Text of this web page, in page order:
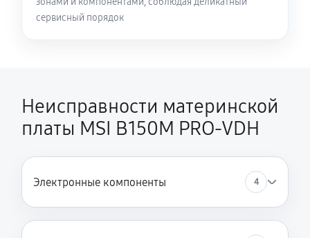
сервисный порядок
Неисправности материнской
платы MSI B150M PRO-VDH
Электронные компоненты 4